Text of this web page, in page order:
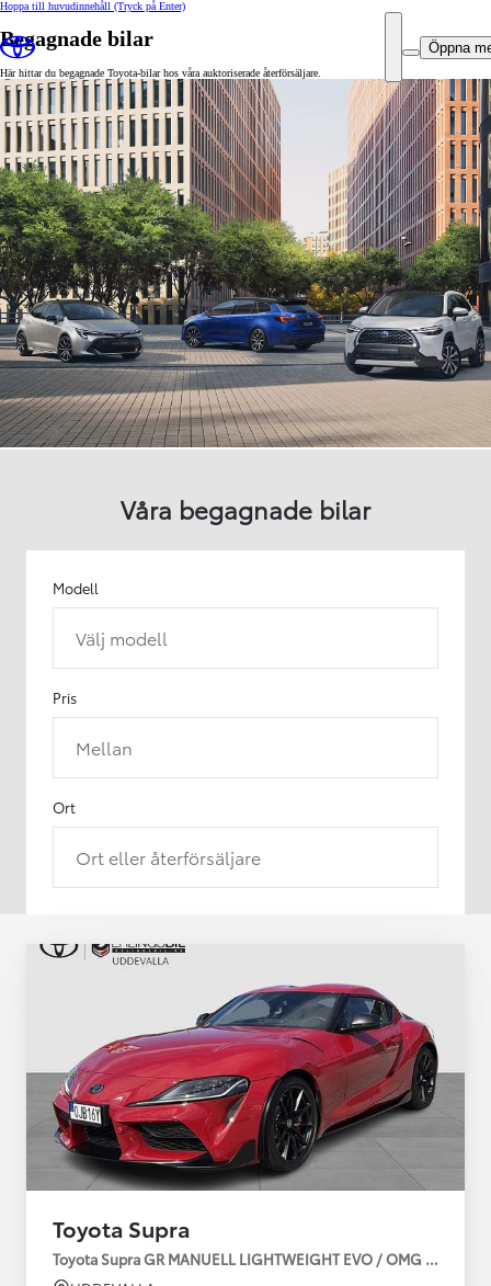
Hoppa till huvudinnehåll (Tryck på Enter)
Öppna
Begagnade bilar
Här hittar du begagnade Toyota-bilar hos våra auktoriserade återförsäljare.
Våra begagnade bilar
Modell
Välj modell
Pris
Mellan
Ort
Ort eller återförsäljare
Toyota Supra
Toyota Supra GR MANUELL LIGHTWEIGHT EVO / OMG LEV!